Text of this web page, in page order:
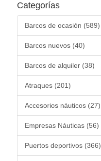
Categorías
Barcos de ocasión (589)
Barcos nuevos (40)
Barcos de alquiler (38)
Atraques (201)
Accesorios náuticos (27)
Empresas Náuticas (56)
Puertos deportivos (366)